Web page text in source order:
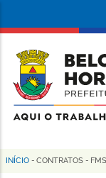
conteúdo
principal
da
Prefeitura
de
Horizonte
Trilha
INÍCIO - CONTRATOS -